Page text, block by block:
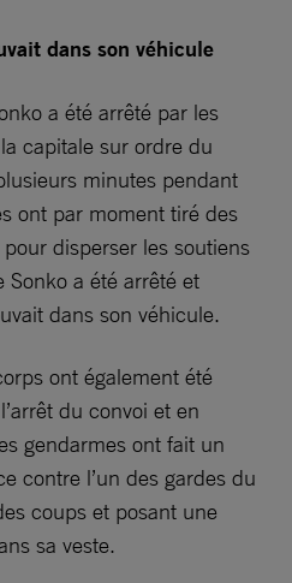
dans son véhicule
a été arrêté par les
capitale sur ordre du
minutes pendant
ont par moment tiré des
disperser les soutiens
Sonko a été arrêté et
dans son véhicule.
ont également été
du convoi et en
gendarmes ont fait un
contre l’un des gardes du
coups et posant une
sa veste.